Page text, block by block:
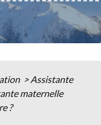
> Assistante
maternelle
?